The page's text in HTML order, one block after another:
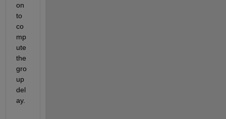
on
to
co
mp
ute
the
gro
up
del
ay.